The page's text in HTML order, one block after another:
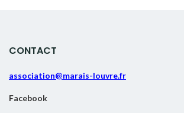
CONTACT
association@marais-louvre.fr
Facebook